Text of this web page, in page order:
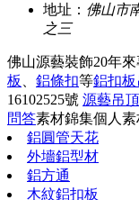
地址： 佛山市
之三
佛山源藝裝飾20年
板
鋁條扣等鋁扣
16102525號 源藝吊
問答素材錦集個人素
鋁圓管天花
外墻鋁型材
鋁方通
木紋鋁扣板